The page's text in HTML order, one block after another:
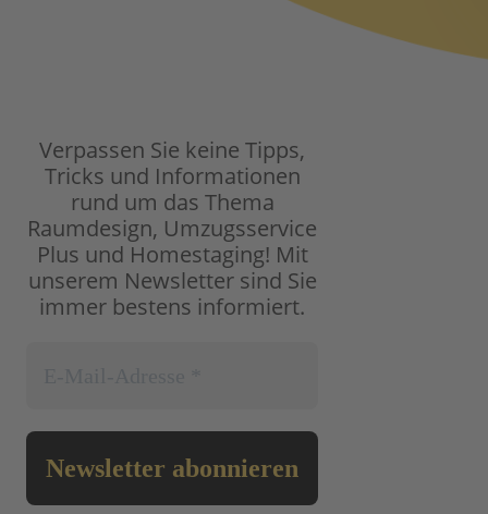
Verpassen Sie keine Tipps,
Tricks und Informationen
rund um das Thema
Raumdesign, Umzugsservice
Plus und Homestaging! Mit
unserem Newsletter sind Sie
immer bestens informiert.